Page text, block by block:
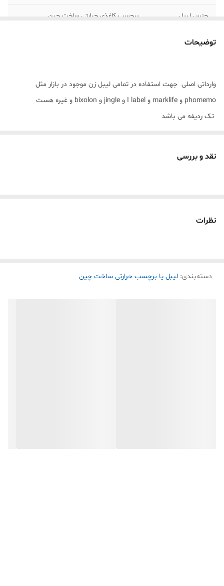
جنس لیبل برچسب کاغذی حرارتی ساخت چین
رنگ
توضیحات
وارداتی اصلی جهت استفاده در تمامی لیبل زن موجود در بازار مثل
phomemo و marklife و I label و jingle و bixolon و غیره هست
تک ردیفه می باشد
نقد و بررسی
نظرات
دسته‌بندی: لیبل یا برچسب حرارتی ساخت چین